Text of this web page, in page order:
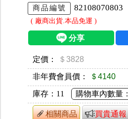
商品編號 82108070803
( 廠商出貨.本品免運 )
定價： ＄3828
非年費會員價： ＄4140
庫存： 11 購物車內數量：
相關商品 買貴通報